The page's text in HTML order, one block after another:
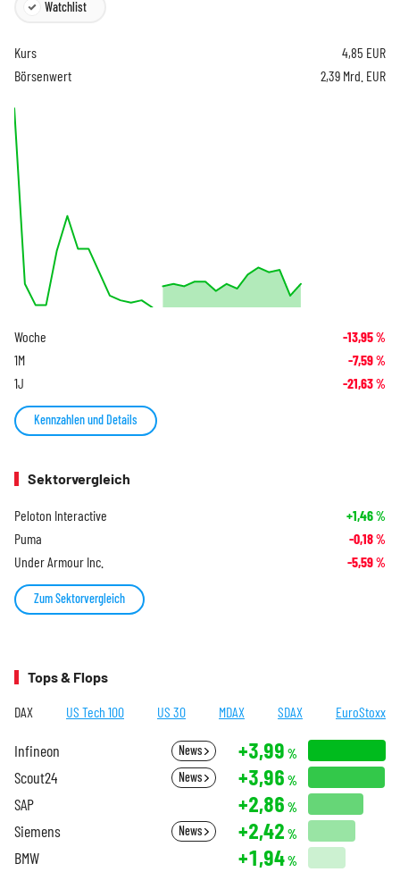
Watchlist
Kurs 4,85 EUR
Börsenwert
2,39 Mrd. EUR
Woche -13,95%
1M -7,59%
1J -21,63%
Kennzahlen und Details
Sektorvergleich
Peloton Interactive +1,46%
Puma -0,18%
Under Armour Inc. -5,59%
Zum Sektorvergleich
Tops & Flops
DAX US Tech 100 US 30 MDAX SDAX EuroStoxx
Infineon News +3,99 %
Scout24 News +3,96 %
SAP +2,86 %
Siemens News +2,42 %
BMW +1,94%